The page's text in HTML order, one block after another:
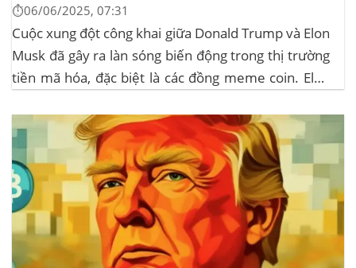
⏱️06/06/2025, 07:31
Cuộc xung đột công khai giữa Donald Trump và Elon
Musk đã gây ra làn sóng biến động trong thị trường
tiền mã hóa, đặc biệt là các đồng meme coin. Elon
Government Efficiency) và chỉ trích dự luật “Big
Beautiful Bill” của Trump,...